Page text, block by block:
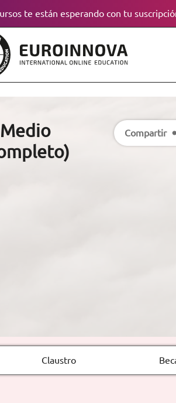
te están esperando con tu
Compartir
Claustro